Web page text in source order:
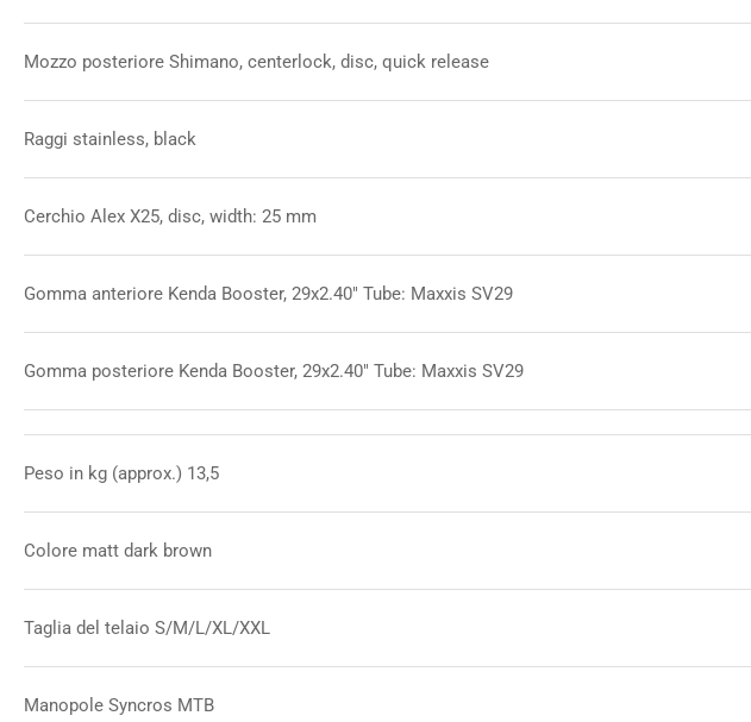
Mozzo posteriore Shimano, centerlock, disc, quick release
Raggi stainless, black
Cerchio Alex X25, disc, width: 25 mm
Gomma anteriore Kenda Booster, 29x2.40" Tube: Maxxis SV29
Gomma posteriore Kenda Booster, 29x2.40" Tube: Maxxis SV29
Peso in kg (approx.) 13,5
Colore matt dark brown
Taglia del telaio S/M/L/XL/XXL
Manopole Syncros MTB